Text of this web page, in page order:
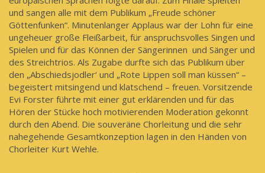
und sangen alle mit dem Publikum „Freude schöner
Göttenfunken“. Minutenlanger Applaus war der Lohn für eine
ungeheuer große Fleißarbeit, für anspruchsvolles Singen und
Spielen und für das Können der Sängerinnen und Sänger und
des Streichtrios. Als Zugabe durfte sich das Publikum über
den „Abschiedsjodler‘ und „Rote Lippen soll man küssen“ –
begeistert mitsingend und klatschend – freuen. Vorsitzende
Evi Forster führte mit einer gut erklärenden und für das
Hören der Stücke hoch motivierenden Moderation gekonnt
durch den Abend. Die souveräne Chorleitung und die sehr
nahegehende Gesamtkonzeption lagen in den Händen von
Chorleiter Kurt Wehle.